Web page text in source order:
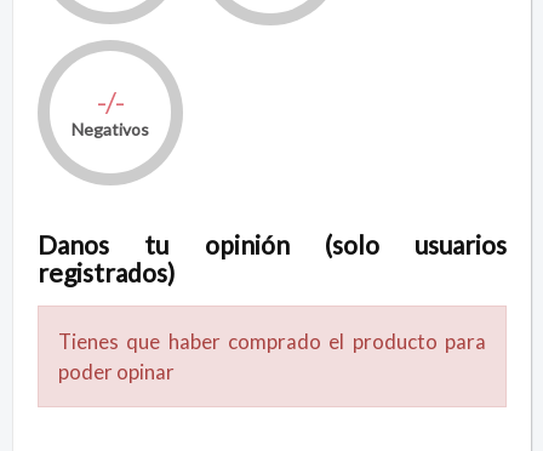
-/-
Negativos
Danos tu opinión (solo usuarios
registrados)
Tienes que haber comprado el producto para
poder opinar